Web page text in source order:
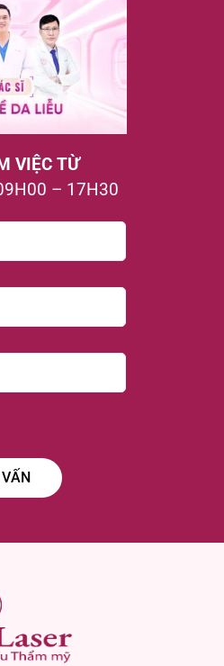
VIỆC TỪ
– 17H30